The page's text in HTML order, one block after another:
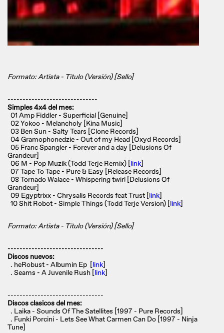
Formato: Artista - Título (Versión) [Sello]
------------------------------
Simples 4x4 del mes:
01 Amp Fiddler - Superficial [Genuine]
02 Yokoo - Melancholy [Kina Music]
03 Ben Sun - Salty Tears [Clone Records]
04 Gramophonedzie - Out of my Head [Oxyd Records]
05 Franc Spangler - Forever and a day [Delusions Of
Grandeur]
06 M - Pop Muzik (Todd Terje Remix) [link]
07 Tape To Tape - Pure & Easy [Release Records]
08 Tornado Walace - Whispering twirl [Delusions Of
Grandeur]
09 Egyptrixx - Chrysalis Records feat Trust [link]
10 Shit Robot - Simple Things (Todd Terje Version) [link]
Formato: Artista - Título (Versión) [Sello]
--------------------------------
Discos nuevos:
. heRobust - Albumin Ep [link]
. Seams - A Juvenile Rush [link]
--------------------------------
Discos clasicos del mes:
. Laika - Sounds Of The Satellites [1997 - Pure Records]
. Funki Porcini - Lets See What Carmen Can Do [1997 - Ninja
Tune]